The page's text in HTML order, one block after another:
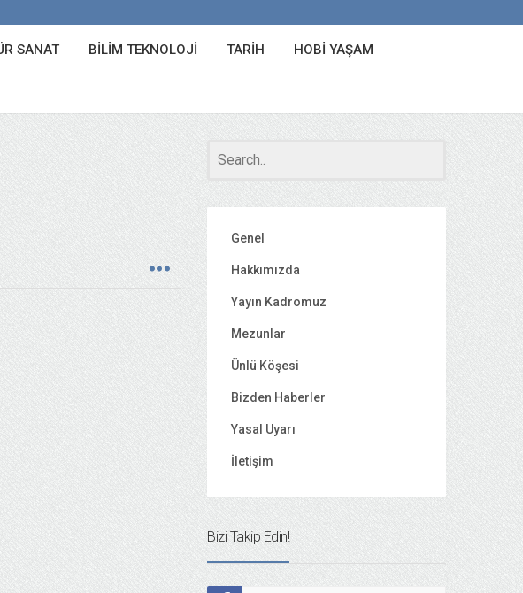
SANAT BILIM TEKNOLOJI TARIH HOBI YAŞAM
Genel
Hakkımızda
Yayın Kadromuz
Mezunlar
Ünlü Köşesi
Bizden Haberler
Yasal Uyarı
İletişim
Bizi Takip Edin!